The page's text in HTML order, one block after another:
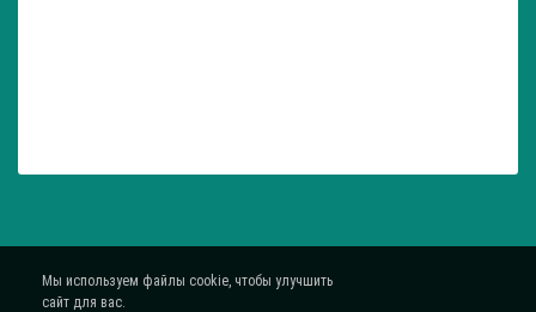
Мы используем файлы cookie, чтобы улучшить
сайт для вас.